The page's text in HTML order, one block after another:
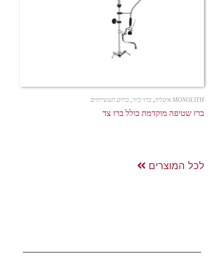
MONOLITH איטליה ברזי כיור ברזים תעשייתיים
ברז שטיפה מוקדמת כולל ברז צד
לכל המוצרים